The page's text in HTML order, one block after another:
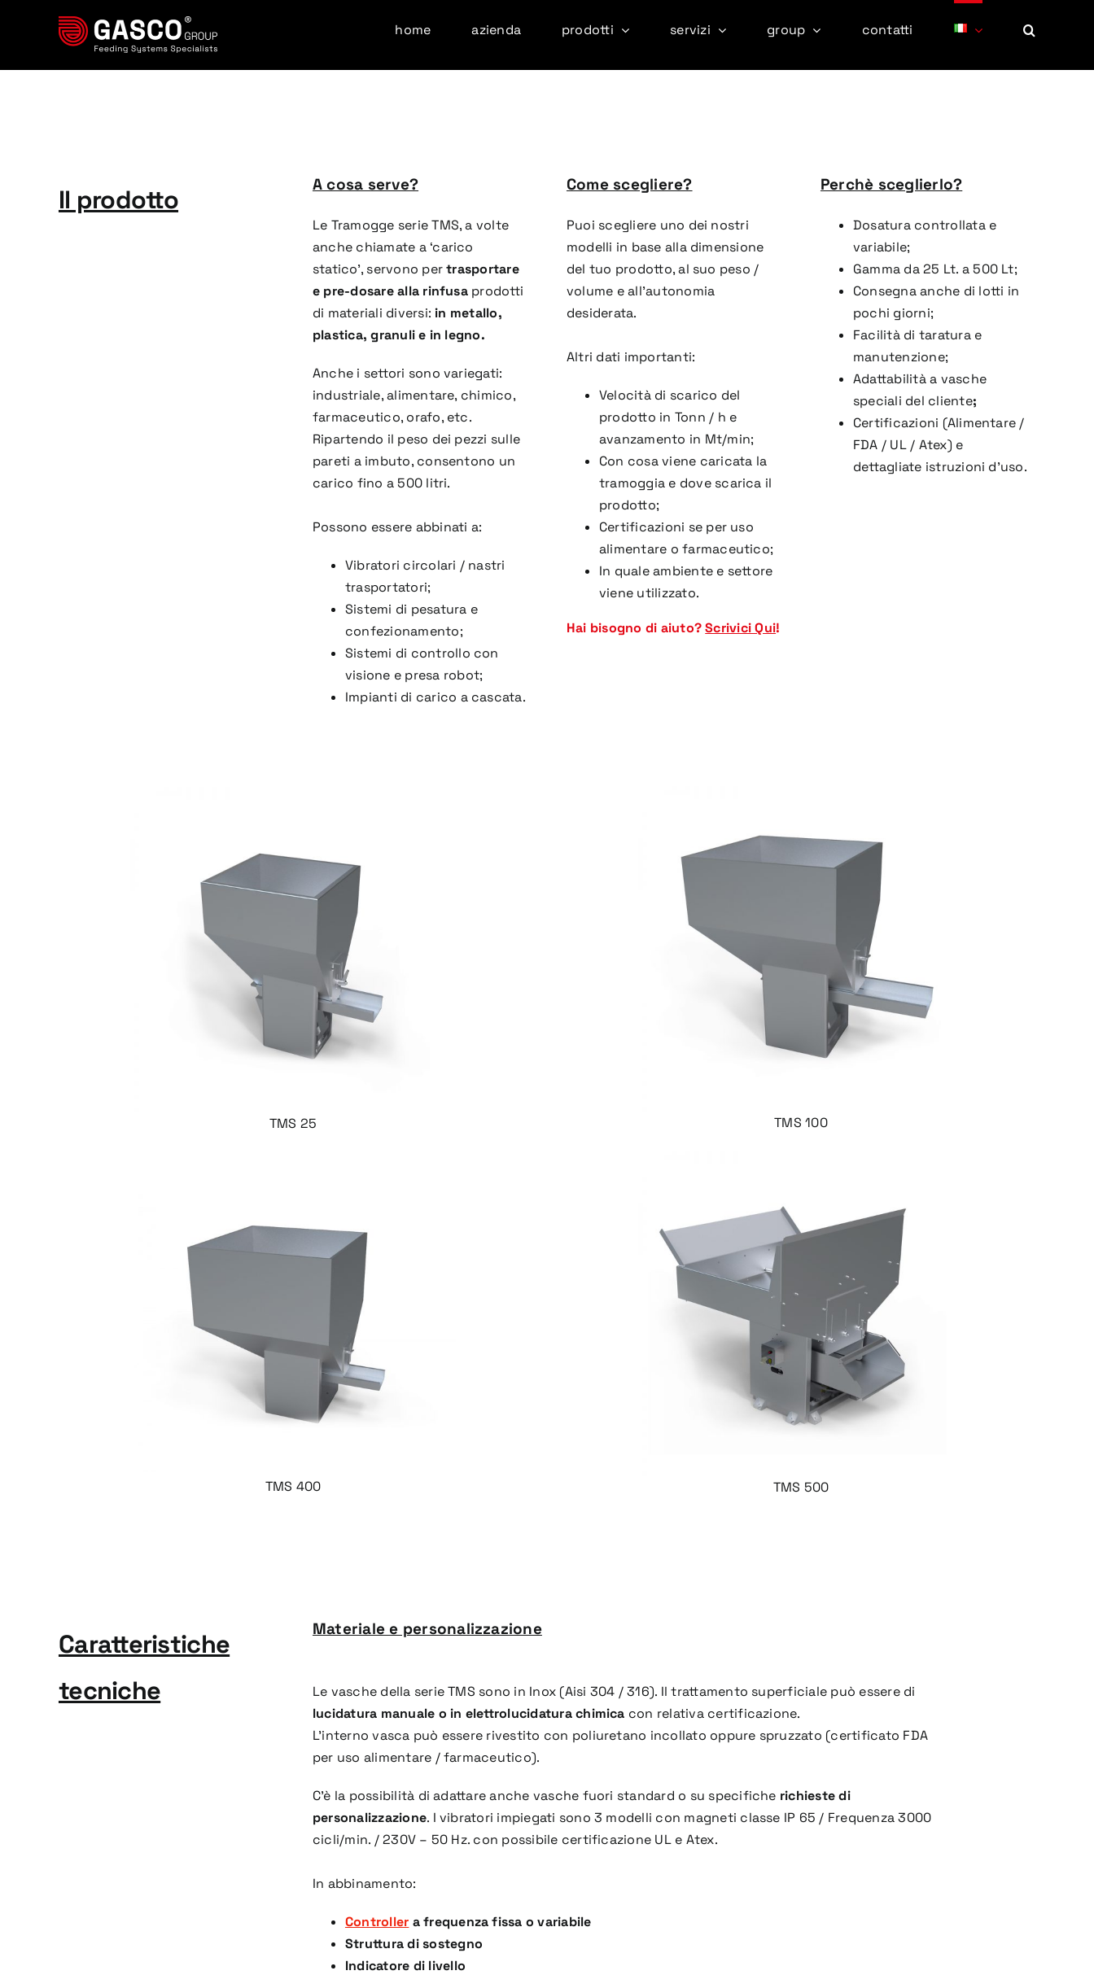
home azienda prodotti servizi group contatti
Il prodotto A cosa serve?
Le Tramogge serie TMS, a volte
anche chiamate a ‘carico
statico’, servono pertrasportare
e pre-dosare alla rinfusaprodotti
di materiali diversi: in metallo,
plastica,granuli e in legno.
Anche i settori sono variegati:
industriale, alimentare, chimico,
farmaceutico, orafo, etc.
Ripartendo il peso dei pezzi sulle
pareti a imbuto, consentono un
carico fino a 500 litri.
Possono essere abbinati a:
Vibratori circolari / nastri
trasportatori;
Sistemi di pesatura e
confezionamento;
Sistemi di controllo con
visione e presa robot;
Impianti di carico a cascata.
Come scegliere?
Puoi scegliere uno dei nostri
modelli in base alla dimensione
del tuo prodotto, al suo peso /
volume e all’autonomia
desiderata.
Altri dati importanti:
Velocità di scarico del
prodotto in Tonn / h e
avanzamento in Mt/min;
Con cosa viene caricata la
tramoggia e dove scarica il
prodotto;
Certificazioni se per uso
alimentare o farmaceutico;
In quale ambiente e settore
viene utilizzato.
Hai bisogno di aiuto?Scrivici Qui!
Perchè sceglierlo?
Dosatura controllata e
variabile;
Gamma da 25 Lt. a 500 Lt;
Consegna anche di lotti in
pochi giorni;
Facilità di taratura e
manutenzione;
Adattabilità a vasche
speciali del cliente;
Certificazioni (Alimentare /
FDA / UL / Atex) e
dettagliate istruzioni d’uso.
TMS 25 TMS 100
TMS 400 TMS 500
Caratteristiche
tecniche
Materiale e personalizzazione
Le vasche della serie TMS sono in Inox (Aisi 304 / 316). Il trattamento superficiale può essere di
lucidatura manuale o in elettrolucidatura chimica con relativa certificazione.
L’interno vasca può essere rivestito con poliuretano incollato oppure spruzzato (certificato FDA
per uso alimentare / farmaceutico).
C’è la possibilità di adattare anche vasche fuori standard o su specifiche richieste di
personalizzazione. I vibratori impiegati sono 3 modelli con magneti classe IP 65 / Frequenza 3000
cicli/min. / 230V – 50 Hz. con possibile certificazione UL e Atex.
In abbinamento:
Controller a frequenza fissa o variabile
Struttura di sostegno
Indicatore di livello